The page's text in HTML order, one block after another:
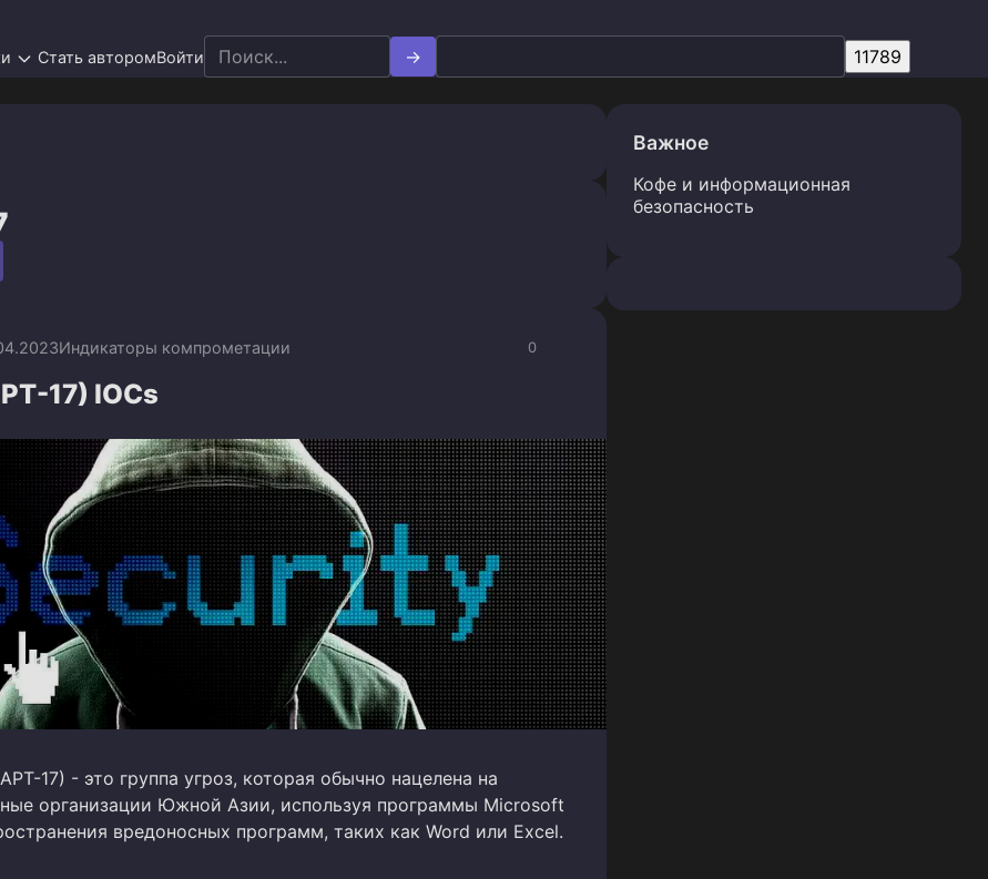
Стать авторомВойти Search
for:
0
Индикаторы компрометации
17) IOCs
17) - это группа угроз, которая обычно нацелена на
организации Южной Азии, используя программы Microsoft
вредоносных программ, таких как Word или Excel.
Важное
Кофе и информационная
безопасность